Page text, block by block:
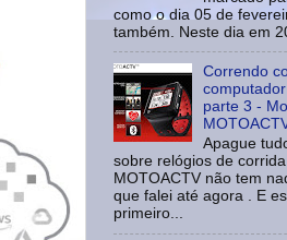
como o dia 05 de
também. Neste dia em
Correndo
parte 3 -
Apague
sobre relógios de
MOTOACTV não tem
que falei até agora . E
primeiro...